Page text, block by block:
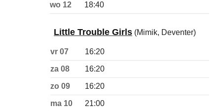
wo 12 18:40
Little Trouble Girls (Mimik, Deventer)
vr 07 16:20
za 08 16:20
zo 09 16:20
ma 10 21:00